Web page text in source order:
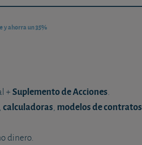
y ahorra un 35%
+Suplemento de Acciones.
calculadoras, modelos de contratos
dinero.